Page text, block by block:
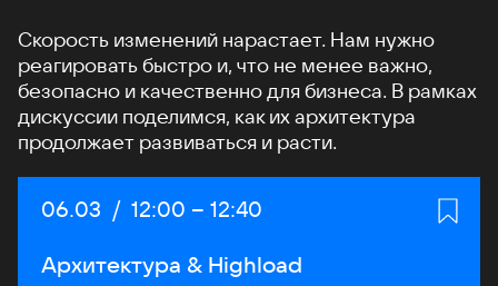
Скорость изменений нарастает. Нам нужно
реагировать быстро и, что не менее важно,
безопасно и качественно для бизнеса. В рамках
дискуссии поделимся, как их архитектура
продолжает развиваться и расти.
Дата:
06.03 / Начало:
12:00 – Конец:
12:40
Архитектура & Highload